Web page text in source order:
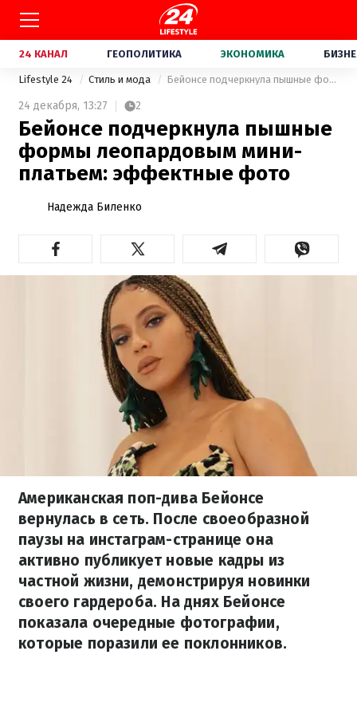
24 КАНАЛ ГЕОПОЛИТИКА ЭКОНОМИКА
Lifestyle 24 Стиль и мода Бейонсе подчеркнула пышные формы леопардовым мини-платьем: эффектные фото
24 декабря, 13:27 2
Бейонсе подчеркнула пышные
формы леопардовым мини-
платьем: эффектные фото
Надежда Биленко
Американская поп-дива Бейонсе
вернулась в сеть. После своеобразной
паузы на инстаграм-странице она
активно публикует новые кадры из
частной жизни, демонстрируя новинки
своего гардероба. На днях Бейонсе
показала очередные фотографии,
которые поразили ее поклонников.